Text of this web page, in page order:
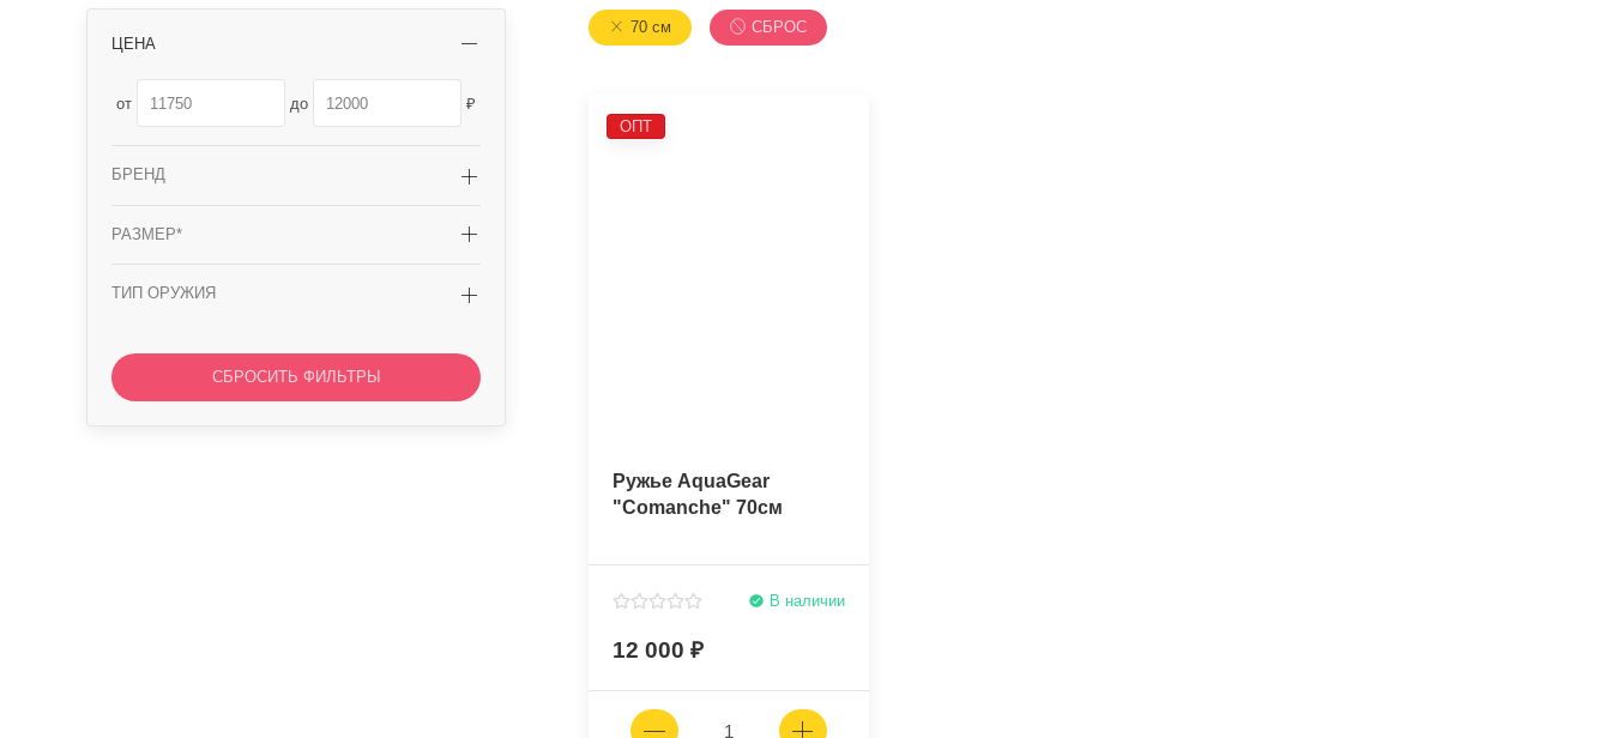
ЦЕНА
от до
БРЕНД
РАЗМЕР*
ТИП ОРУЖИЯ
СБРОСИТЬ ФИЛЬТРЫ
70 см СБРОС
ОПТ
Ружье AquaGear
"Comanche" 70см
В наличии
12 000